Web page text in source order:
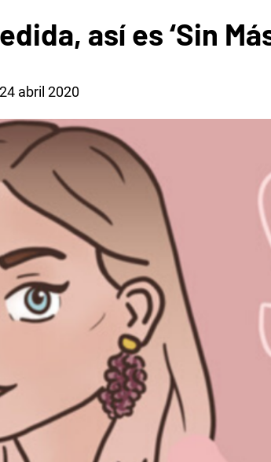
así es ‘Sin
24 abril 2020